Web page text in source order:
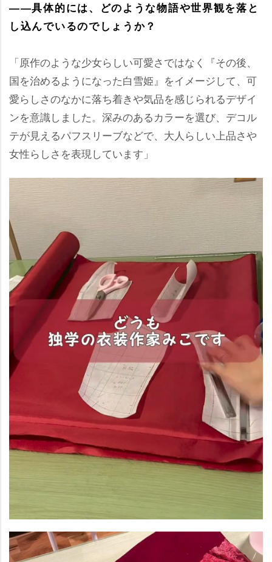
――具体的には、どのような物語や世界観を落と
し込んでいるのでしょうか？
「原作のような少女らしい可愛さではなく『その後、
国を治めるようになった白雪姫』をイメージして、可
愛らしさのなかに落ち着きや気品を感じられるデザイ
ンを意識しました。深みのあるカラーを選び、デコル
テが見えるパフスリーブなどで、大人らしい上品さ
女性らしさを表現しています」